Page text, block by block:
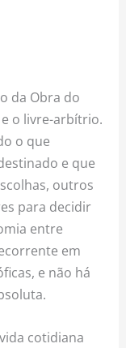
da Obra do
o livre-arbítrio.
o que
e que
outros
para decidir
entre
em
e não há
cotidiana